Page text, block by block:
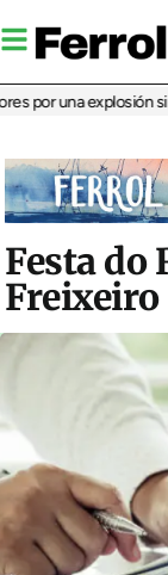
una explosión sin
Festa do
Freixeiro